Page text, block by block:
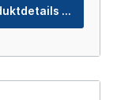
Produktdetails